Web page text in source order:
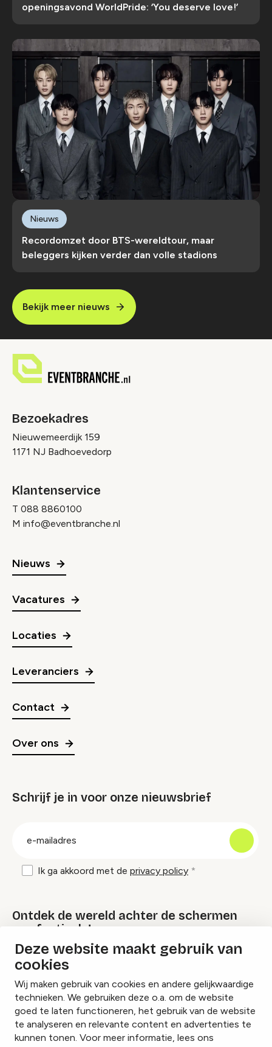
Deze website maakt gebruik van
cookies
Wij maken gebruik van cookies en andere gelijkwaardige
technieken. We gebruiken deze o.a. om de website
goed te laten functioneren, het gebruik van de website
te analyseren en relevante content en advertenties te
kunnen tonen. Voor meer informatie, lees ons
openingsavond WorldPride: ‘You deserve love!’
Recordomzet door BTS-wereldtour, maar
beleggers kijken verder dan volle stadions
Nieuws
Bekijk meer nieuws
Bezoekadres
Nieuwemeerdijk 159
1171 NJ Badhoevedorp
Klantenservice
T 088 8860100
M info@eventbranche.nl
Nieuws
Vacatures
Locaties
Leveranciers
Contact
Over ons
Schrijf je in voor onze nieuwsbrief
Ik ga akkoord met de privacy policy
Ontdek de wereld achter de schermen
van festivals!
Lees onze Festival Specials
InstagramFacebookLinkedIn